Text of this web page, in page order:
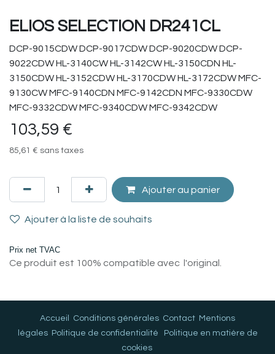
ELIOS SELECTION DR241CL
DCP-9015CDW DCP-9017CDW DCP-9020CDW DCP-
9022CDW HL-3140CW HL-3142CW HL-3150CDN HL-
3150CDW HL-3152CDW HL-3170CDW HL-3172CDW MFC-
9130CW MFC-9140CDN MFC-9142CDN MFC-9330CDW
MFC-9332CDW MFC-9340CDW MFC-9342CDW
103,59 €
85,61 € sans taxes
Ajouter au panier
Ajouter à la liste de souhaits
Prix net TVAC
Ce produit est 100% compatible avec l'original.
Accueil Conditions générales Contact Mentions
légales Politique de confidentialité
Politique en matière de
cookies